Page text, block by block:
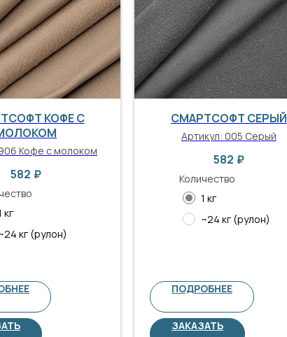
КОФЕ С
Кофе с молоком
582 ₽
кг
кг (рулон)
СМАРТСОФТ СЕРЫЙ
Артикул: 005 Серый
582 ₽
Количество
1 кг
~24 кг (рулон)
ПОДРОБНЕЕ
ЗАКАЗАТЬ